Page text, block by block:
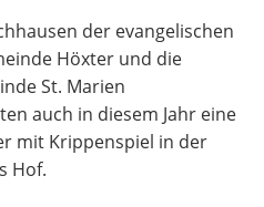
der evangelischen
Höxter und die
St. Marien
auch in diesem Jahr eine
mit Krippenspiel in der
Hof.